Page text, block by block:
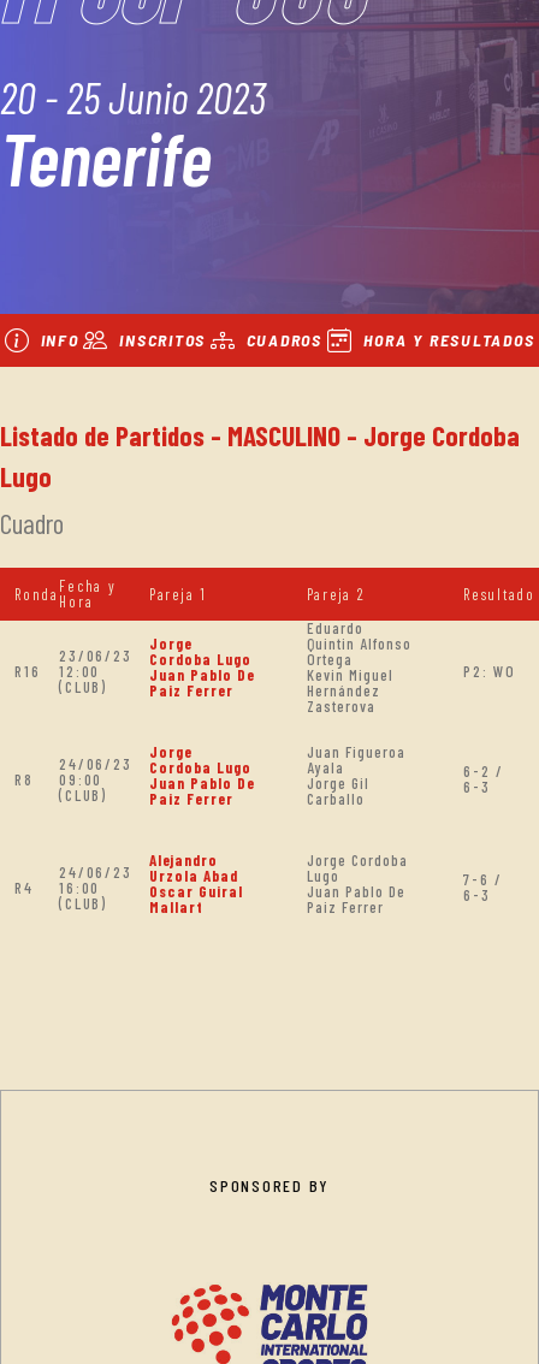
20 - 25 Junio 2023
Tenerife
INFO INSCRITOS CUADROS HORA Y RESULTADOS
Listado de Partidos - MASCULINO - Jorge Cordoba
Lugo
Cuadro
Ronda Fecha y
Hora
Pareja 1 Pareja 2 Resultado
R16
23/06/23
12:00
(CLUB)
Jorge
Cordoba Lugo
Juan Pablo De
Paiz Ferrer
Eduardo
Quintin Alfonso
Ortega
Kevin Miguel
Hernández
Zasterova
P2: WO
R8
24/06/23
09:00
(CLUB)
Jorge
Cordoba Lugo
Juan Pablo De
Paiz Ferrer
Juan Figueroa
Ayala
Jorge Gil
Carballo
6-2 /
6-3
R4
24/06/23
16:00
(CLUB)
Alejandro
Urzola Abad
Oscar Guiral
Mallart
Jorge Cordoba
Lugo
Juan Pablo De
Paiz Ferrer
7-6 /
6-3
SPONSORED BY